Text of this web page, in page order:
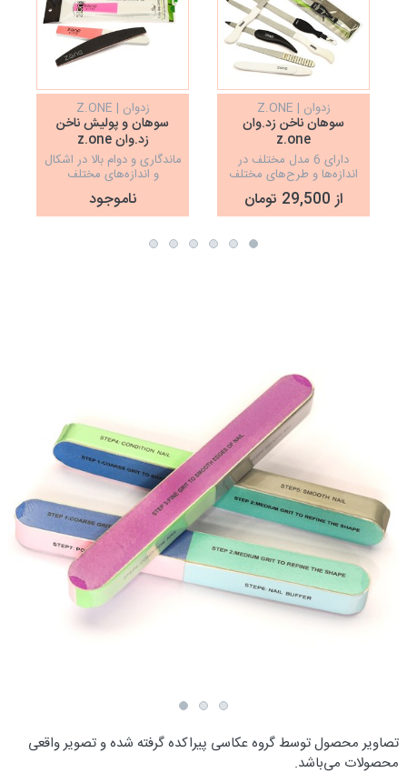
زدوان | Z.ONE
سوهان ناخن زد.وان
z.one
دارای 6 مدل مختلف در
اندازه‌ها و طرح‌های مختلف
از 29,500 تومان
زدوان | Z.ONE
سوهان و پولیش ناخن
زد.وان z.one
ماندگاری و دوام بالا در اشکال
و اندازه‌های مختلف
ناموجود
تصاویر محصول توسط گروه عکاسی پیراکده گرفته شده و تصویر واقعی
محصولات می‌باشد.